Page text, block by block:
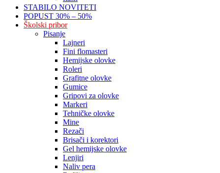
STABILO NOVITETI
POPUST 30% – 50%
Školski pribor
Pisanje
Lajneri
Fini flomasteri
Hemijske olovke
Roleri
Grafitne olovke
Gumice
Gripovi za olovke
Markeri
Tehničke olovke
Mine
Rezači
Brisači i korektori
Gel hemijske olovke
Lenjiri
Naliv pera